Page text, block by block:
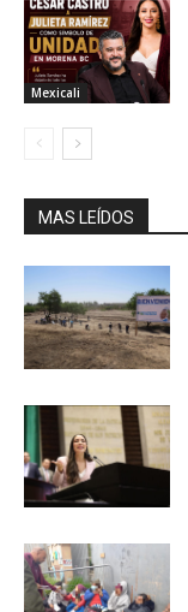
Mexicali
MAS LEÍDOS